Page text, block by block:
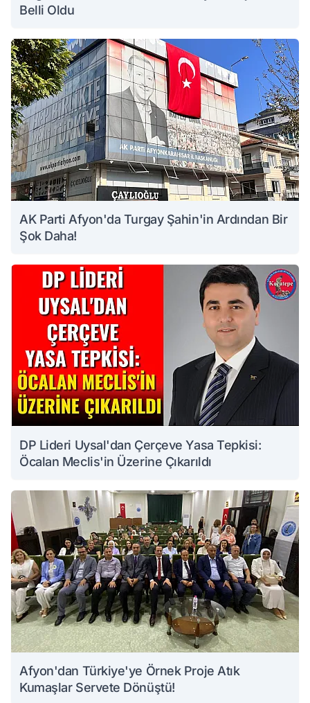
Belli Oldu
AK Parti Afyon'da Turgay Şahin'in Ardından Bir
Şok Daha!
DP Lideri Uysal'dan Çerçeve Yasa Tepkisi:
Öcalan Meclis'in Üzerine Çıkarıldı
Afyon'dan Türkiye'ye Örnek Proje Atık
Kumaşlar Servete Dönüştü!